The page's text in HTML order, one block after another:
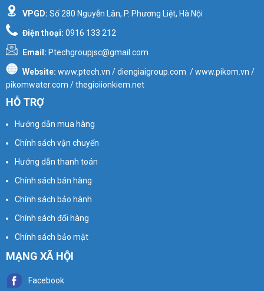
VPGD: Số 280 Nguyễn Lân, P. Phương Liệt, Hà Nội
Điện thoại: 0916 133 212
Email: Ptechgroupjsc@gmail.com
Website: www.ptech.vn / diengiaigroup.com / www.pikom.vn /
pikomwater.com / thegioiionkiem.net
HỖ TRỢ
Hướng dẫn mua hàng
Chính sách vận chuyển
Hướng dẫn thanh toán
Chính sách bán hàng
Chính sách bảo hành
Chính sách đổi hàng
Chính sách bảo mật
MẠNG XÃ HỘI
Facebook